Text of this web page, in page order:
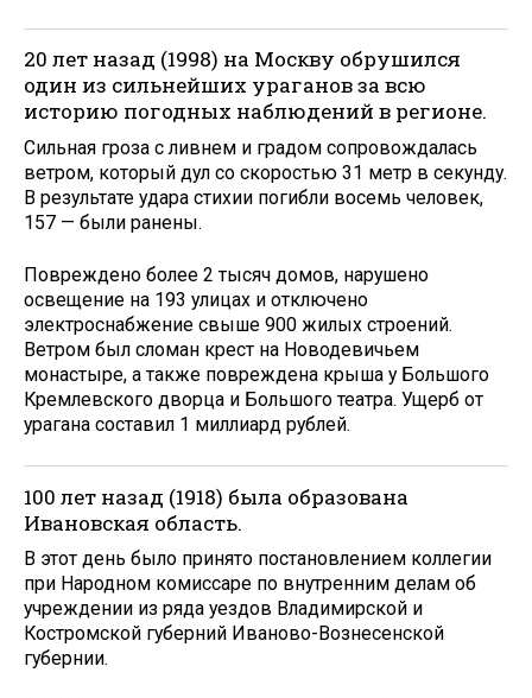
20 лет назад (1998) на Москву обрушился
один из сильнейших ураганов за всю
историю погодных наблюдений в регионе.
Сильная гроза с ливнем и градом сопровождалась
ветром, который дул со скоростью 31 метр в секунду.
В результате удара стихии погибли восемь человек,
157 — были ранены.
Повреждено более 2 тысяч домов, нарушено
освещение на 193 улицах и отключено
электроснабжение свыше 900 жилых строений.
Ветром был сломан крест на Новодевичьем
монастыре, а также повреждена крыша у Большого
Кремлевского дворца и Большого театра. Ущерб от
урагана составил 1 миллиард рублей.
100 лет назад (1918) была образована
Ивановская область.
В этот день было принято постановлением коллегии
при Народном комиссаре по внутренним делам об
учреждении из ряда уездов Владимирской и
Костромской губерний Иваново-Вознесенской
губернии.